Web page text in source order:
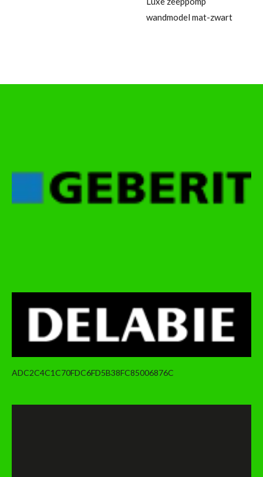
wandmodel mat-zwart
ADC2C4C1C70FDC6FD5B38FC85006876C